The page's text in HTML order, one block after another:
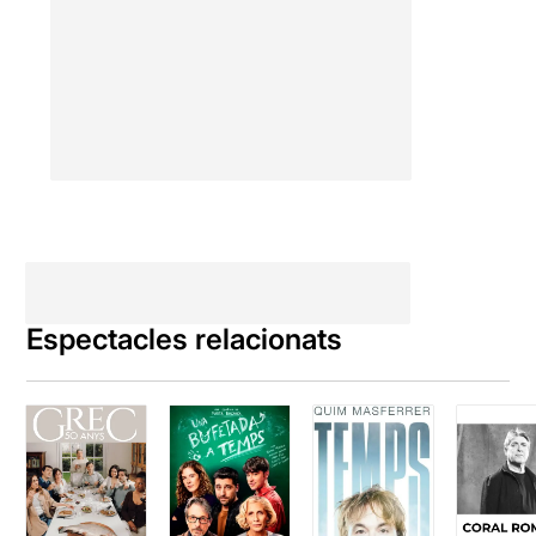
punxant i meravellós relat
breu.
Ara us prego que aneu aviat
al Teatre Lliure, perquè allí,
Peter el Roig, us ho
asseguro, us posa al davant
un mirall pertorbador. Per
cert, que quan allà veieu en
Espectacles relacionats